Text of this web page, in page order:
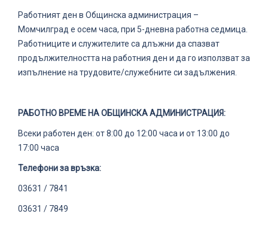
Работният ден в Общинска администрация –
Момчилград е осем часа, при 5-дневна работна седмица.
Работниците и служителите са длъжни да спазват
продължителността на работния ден и да го използват за
изпълнение на трудовите/служебните си задължения.
РАБОТНО ВРЕМЕ НА ОБЩИНСКА АДМИНИСТРАЦИЯ:
Всеки работен ден: от 8:00 до 12:00 часа и от 13:00 до
17:00 часа
Телефони за връзка:
03631 / 7841
03631 / 7849